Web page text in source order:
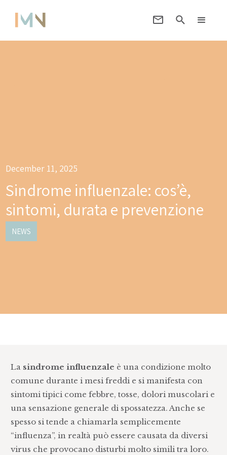
December 11, 2025
Sindrome influenzale: cos’è,
sintomi, durata e prevenzione
NEWS
La sindrome influenzale è una condizione molto
comune durante i mesi freddi e si manifesta con
sintomi tipici come febbre, tosse, dolori muscolari e
una sensazione generale di spossatezza. Anche se
spesso si tende a chiamarla semplicemente
“influenza”, in realtà può essere causata da diversi
virus che provocano disturbi molto simili tra loro.